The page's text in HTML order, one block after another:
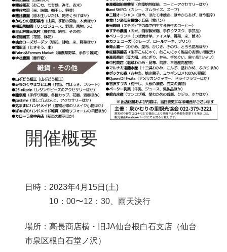
開催概要
日時：2023年4月15日(土)
10：00〜12：30、雨天決行
場所：高長商店横・旧JA仙台根白石支店（仙台
市泉区根白石堂ノ沢）